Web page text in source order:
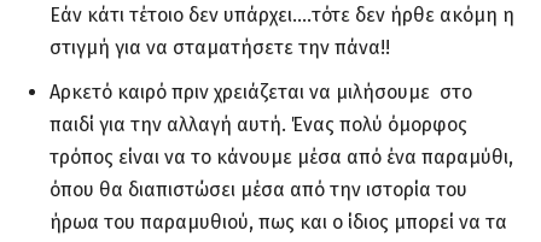
Εάν κάτι τέτοιο δεν υπάρχει….τότε δεν ήρθε ακόμη η
στιγμή για να σταματήσετε την πάνα!!
Αρκετό καιρό πριν χρειάζεται να μιλήσουμε στο
παιδί για την αλλαγή αυτή. Ένας πολύ όμορφος
τρόπος είναι να το κάνουμε μέσα από ένα παραμύθι,
όπου θα διαπιστώσει μέσα από την ιστορία του
ήρωα του παραμυθιού, πως και ο ίδιος μπορεί να τα